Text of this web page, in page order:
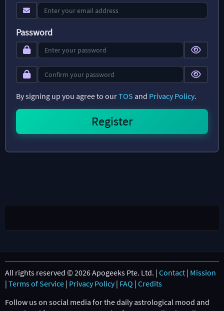
Password
By signing up you agree to ourTOS and Privacy Policy.
All rights reserved © 2026 Apogeeks Pte. Ltd. | Contact | Mission
| Terms of Service | Privacy Policy| FAQ | Credits
Follow us on social media for the daily astrological mood and